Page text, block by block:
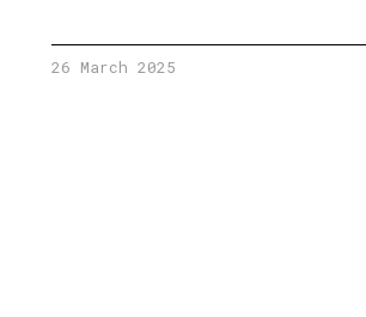
26 March 2025